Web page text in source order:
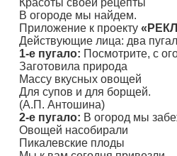
Красоты своей рецепты
В огороде мы найдем.
Приложение к проекту «
Действующие лица: два
1-е пугало: Посмотрите, с
Заготовила природа
Массу вкусных овощей
Для супов и для борщей.
(А.П. Антошина)
2-е пугало: В огород мы
Овощей насобирали
Пикалевские плоды